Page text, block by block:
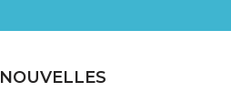
NOUVELLES